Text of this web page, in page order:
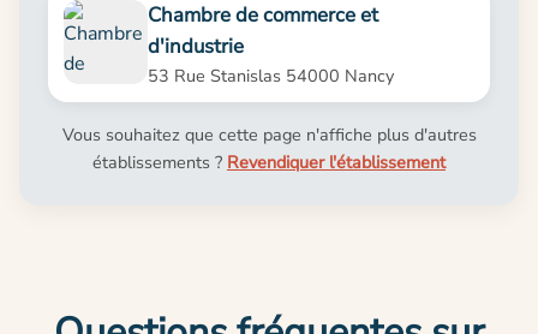
Chambre de commerce et
d'industrie
53 Rue Stanislas 54000 Nancy
Vous souhaitez que cette page n'affiche plus d'autres
établissements ? Revendiquer l'établissement